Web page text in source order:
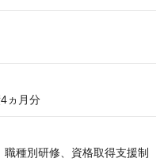
ヵ月分
種別研修、資格取得支援制